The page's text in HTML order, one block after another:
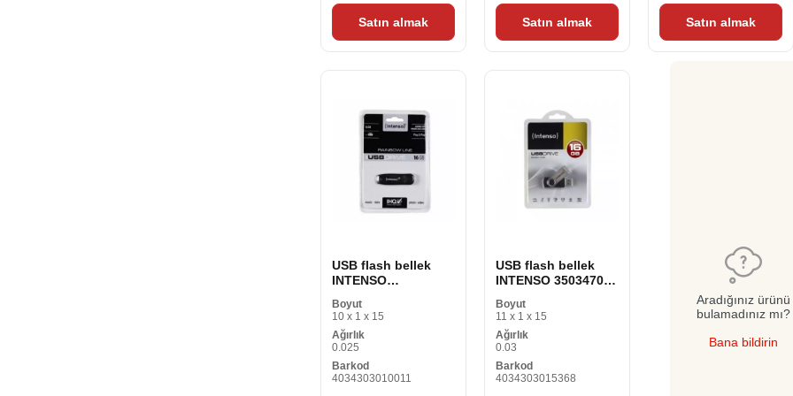
Satın almak Satın almak Satın almak
USB flash bellek
INTENSO
GB Siyah 16 GB
Boyut
10 x 1 x 15
Ağırlık
0.025
Barkod
4034303010011
USB flash bellek
INTENSO 3503470
Siyah Siyah/Gümüş
Boyut
11 x 1 x 15
Ağırlık
0.03
Barkod
4034303015368
Aradığınız ürünü
bulamadınız mı?
Bana bildirin